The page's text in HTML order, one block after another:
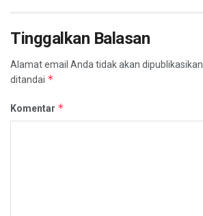
Tinggalkan Balasan
Alamat email Anda tidak akan dipublikasikan.
ditandai *
Komentar *